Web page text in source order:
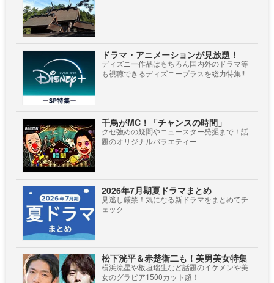
ドラマ・アニメーションが見放題！
ディズニー作品はもちろん国内外のドラマ等
も視聴できるディズニープラスを総力特集!!
千鳥がMC！「チャンスの時間」
クセ強めの疑問やニュースター発掘まで！話
題のオリジナルバラエティー
2026年7月期夏ドラマまとめ
見逃し厳禁！気になる新ドラマをまとめてチ
ェック
松下洸平＆赤楚衛二も！美男美女特集
横浜流星や板垣瑞生など話題のイケメンや美
女のグラビア1500カット超！